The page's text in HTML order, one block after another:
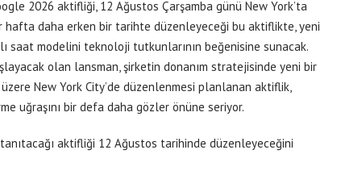
2026 aktifliği, 12 Ağustos Çarşamba günü New York’ta
hafta daha erken bir tarihte düzenleyeceği bu aktiflikte, yeni
saat modelini teknoloji tutkunlarının beğenisine sunacak.
olan lansman, şirketin donanım stratejisinde yeni bir
New York City’de düzenlenmesi planlanan aktiflik,
uğraşını bir defa daha gözler önüne seriyor.
aktifliği 12 Ağustos tarihinde düzenleyeceğini